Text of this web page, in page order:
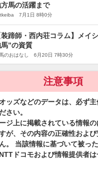
馬の活躍まで
7月1日 8時0分
装蹄師・西内荘コラム】メイ
”の資質
のおはなし 6月20日 7時30分
注意事項
ッズなどのデータは、必ず
さい。
ジ上に掲載されている情報
が、その内容の正確性およ
。 当該情報に基づいて被っ
ドコモおよび情報提供者